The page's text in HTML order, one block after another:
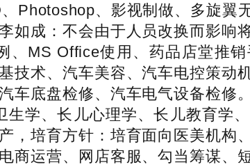
Photoshop、影视制做、多旋翼
如成：不会由于人员改换而影响
MS Office使用、药品店堂推
术、汽车美容、汽车电控策动
车底盘检修、汽车电气设备检修
学、长儿心理学、长儿教育学
，培育方针：培育面向医美机构
商运营、网店客服、勾当筹谋、